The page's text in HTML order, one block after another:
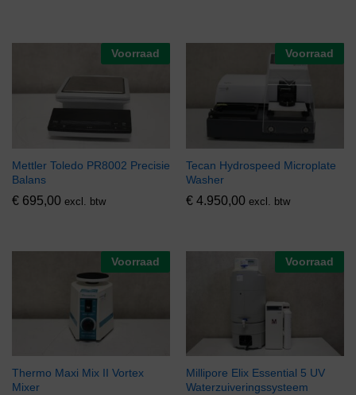
Voorraad
Mettler Toledo PR8002 Precisie
Balans
€ 695,00 excl. btw
Voorraad
Tecan Hydrospeed Microplate
Washer
€ 4.950,00 excl. btw
Voorraad
Thermo Maxi Mix II Vortex
Mixer
Voorraad
Millipore Elix Essential 5 UV
Waterzuiveringssysteem